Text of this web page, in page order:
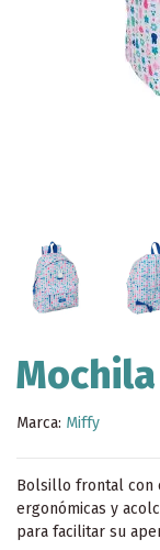
Marca: Miffy
Bolsillo frontal con
ergonómicas y
para facilitar su